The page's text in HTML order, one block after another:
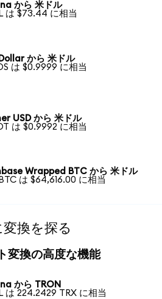
から 米ドル
は $73.44 に相当
から 米ドル
は $0.9999 に相当
USD から 米ドル
は $0.9992 に相当
Wrapped BTC から 米ドル
は $64,616.00 に相当
換を探る
変換の高度な機能
から TRON
は 224.2429 TRX に相当